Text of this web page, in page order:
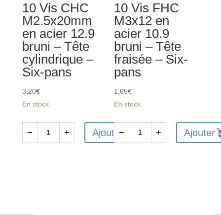
Tête
cylindrique
-
Six-
pans
Tête
cylindrique
-
Six-
pans
10 Vis CHC
M2.5x20mm
en acier 12.9
bruni – Tête
cylindrique –
Six-pans
3,20€
En stock
− + Ajouter
10 Vis FHC
M3x12 en
acier 10.9
bruni – Tête
fraisée – Six-
pans
1,65€
En stock
− + Ajouter